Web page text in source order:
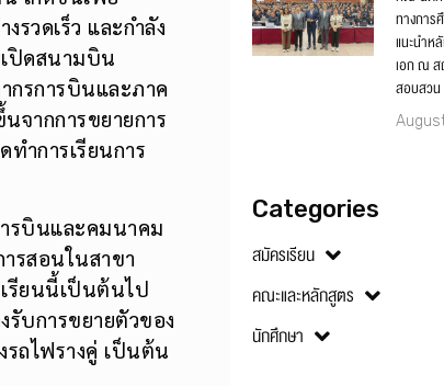
เกิดขึ้นเพื่อ
วดเร็ว และกำลัง
ดสนามบิน
รการบินและภาค
ากการขยายการ
การเรียนการ
บินและคมนาคม
รสอนในสาขา
รียนนี้เป็นต้นไป
บการขยายตัวของ
ถไฟรางคู่ เป็นต้น
คณะนิติศ
ทางการ
แนะนำห
เอก ณ ส
Categories
คณะและหลักสูตร